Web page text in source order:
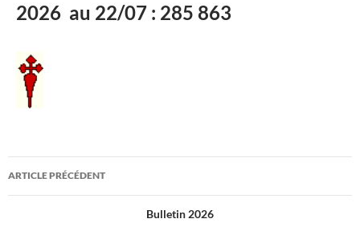
2026 au 22/07 : 285 863
Navigation
des
ARTICLE PRÉCÉDENT
Bulletin 2026